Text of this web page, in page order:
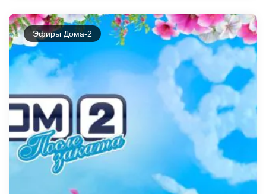
Эфиры Дома-2